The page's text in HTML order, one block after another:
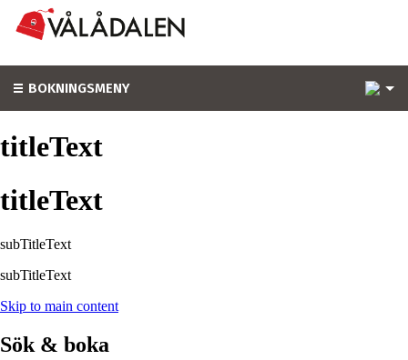
BOKNINGSMENY
titleText
titleText
subTitleText
subTitleText
Skip to main content
Sök & boka